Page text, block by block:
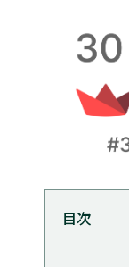
目次